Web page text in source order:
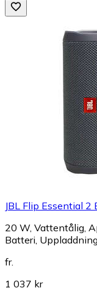
JBL Flip Essential
20 W, Vattentålig,
Batteri,
fr.
1 037 kr